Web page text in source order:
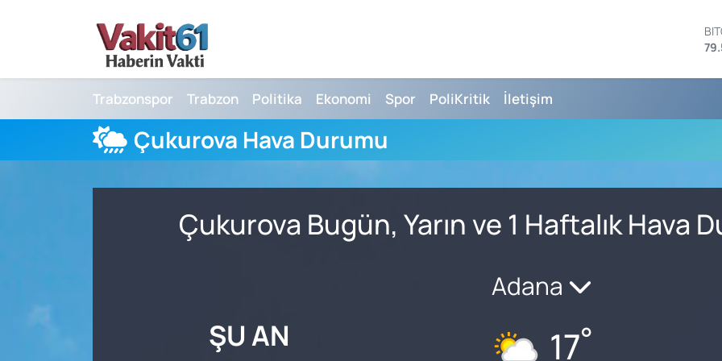
Trabzonspor Trabzon Politika Ekonomi Spor PoliKritik İletişim
Çukurova Hava Durumu
Çukurova Bugün, Yarın ve 1 Haftalık Hava
ŞU AN
Adana
17°
Nöbetçi Eczaneler
Hava Durumu
Namaz Vakitleri
Trafik Durumu
Süper Lig Puan Durumu ve Fikstür
Son Dakika Haberleri